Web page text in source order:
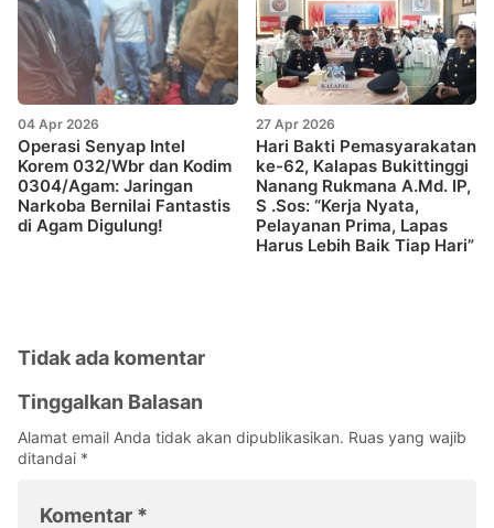
04 Apr 2026
Operasi Senyap Intel
Korem 032/Wbr dan Kodim
0304/Agam: Jaringan
Narkoba Bernilai Fantastis
di Agam Digulung!
27 Apr 2026
Hari Bakti Pemasyarakatan
ke-62, Kalapas Bukittinggi
Nanang Rukmana A.Md. IP,
S .Sos: “Kerja Nyata,
Pelayanan Prima, Lapas
Harus Lebih Baik Tiap Hari”
Tidak ada komentar
Tinggalkan Balasan
Alamat email Anda tidak akan dipublikasikan. Ruas yang wajib
ditandai *
Komentar *